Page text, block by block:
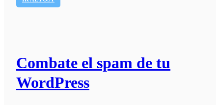
Combate el spam de tu
WordPress